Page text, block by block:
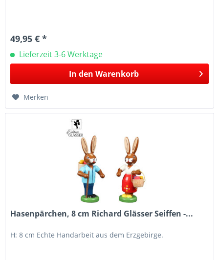
49,95 € *
Lieferzeit 3-6 Werktage
In den Warenkorb
Merken
Hasenpärchen, 8 cm Richard Glässer Seiffen -...
H: 8 cm Echte Handarbeit aus dem Erzgebirge.